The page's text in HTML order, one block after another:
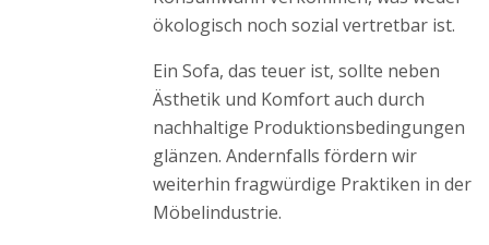
ökologisch noch sozial vertretbar ist.
Ein Sofa, das teuer ist, sollte neben
Ästhetik und Komfort auch durch
nachhaltige Produktionsbedingungen
glänzen. Andernfalls fördern wir
weiterhin fragwürdige Praktiken in der
Möbelindustrie.